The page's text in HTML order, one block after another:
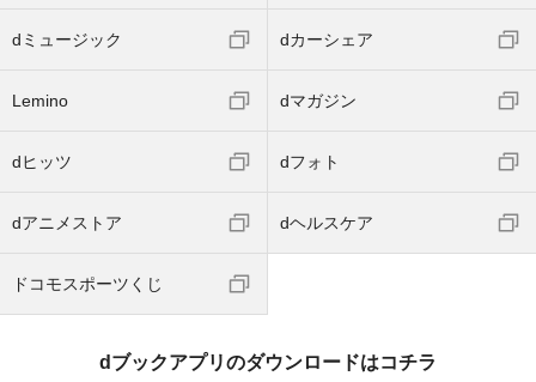
dミュージック dカーシェア
Lemino dマガジン
dヒッツ dフォト
dアニメストア dヘルスケア
ドコモスポーツくじ
dブックアプリのダウンロードはコチラ